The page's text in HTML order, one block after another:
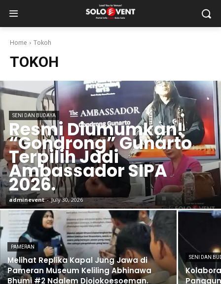
Home Tokoh
TOKOH
SENI DAN BUDAYA
Resmi Diumumkan!
“Gondrong” Gunarto
Terpilih Jadi
Ambassador SIPA
2026.
adminevent - July 30, 2026
PAMERAN
Melihat Replika Kapal Jung Jawa di
Pameran Museum Keliling Abhinawa
Bhumi #2 Ndalem Djojokoesoeman.
SENI DAN